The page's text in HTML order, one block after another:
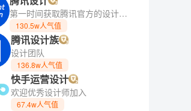
第一时间获取腾讯官方的设计方法论
130.5w人气值
腾讯设计族
设计团队
136.8w人气值
快手运营设计
欢迎优秀设计师加入
67.4w人气值